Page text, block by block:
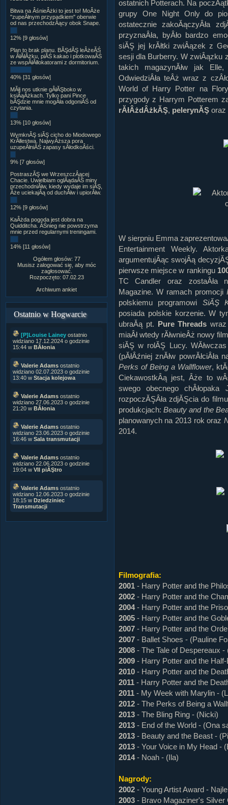
Bitwa na ÂśnieÂżki to jest to! MoÂże
"zupeÂłnym przypadkiem" oberwie
od nas przechodzÂący obok Snape.
12% [9 głosów]
Plan to brak planu. BĂŞdĂŞ leÂżeĂŚ
w ÂłĂłÂżku, piĂŚ kakao i plotkowaĂŚ
ze wspĂłÂłlokatorami z dormitorium.
40% [31 głosów]
MĂłj nos utknie gÂłĂŞboko w
ksiÂąÂżkach. Tylko pani Pince
bĂŞdzie mnie mogÂła odgoniĂŚ od
czytania.
13% [10 głosów]
WymknĂŞ siĂŞ cicho do Miodowego
KrĂłlestwa. NajwyÂższa pora
uzupeÂłniĂŚ zapasy sÂłodkoÂści.
9% [7 głosów]
PostraszĂŞ we WrzeszczÂącej
Chacie. Uwielbiam oglÂądaĂŚ miny
przechodniĂłw, kiedy wydaje im siĂŞ,
Âże uciekajÂą od duchĂłw i upiorĂłw.
12% [9 głosów]
KaÂżda pogoda jest dobra na
Quidditcha. ÂŚnieg nie powstrzyma
mnie przed regularnymi treningami.
14% [11 głosów]
Ogółem głosów: 77
Musisz zalogować się, aby móc
zagłosować.
Rozpoczęto: 07.02.23
Archiwum ankiet
Ostatnio w Hogwarcie
[P]Louise Lainey ostatnio
widziano 17.12.2024 o godzinie
15:44 w BÂłonia
Valerie Adams ostatnio
widziano 02.07.2023 o godzinie
13:40 w Stacja kolejowa
Valerie Adams ostatnio
widziano 27.06.2023 o godzinie
21:20 w BÂłonia
Valerie Adams ostatnio
widziano 23.06.2023 o godzinie
16:46 w Sala transmutacji
Valerie Adams ostatnio
widziano 22.06.2023 o godzinie
19:04 w VII piĂŞtro
Valerie Adams ostatnio
widziano 12.06.2023 o godzinie
18:15 w Dziedziniec
Transmutacji
ostatnich Potterach. Na
grupy One Night Only do
ostatecznie zakoĂączyÂła
przyznaÂła, byÂło bardzo
siĂŞ jej krĂłtki zwiÂązek z
sesji dla Burberry. W zwiÂązku
takich magazynĂłw jak
OdwiedziÂła teÂż wraz z
World of Harry Potter na
przygody z Harrym Potterem
rĂłÂżdÂżkĂŞ, pelerynĂŞoraz
W sierpniu Emma
Entertainment Weekly.
argumentujÂąc swojÂą
pierwsze miejsce w rankingu
TC Candler oraz zostaÂła
Magazine. W ramach promocji
polskiemu programowi SiĂŞ
posiada polskie korzenie. W
ubraĂą pt. Pure Threads
miaÂł wtedy rĂłwnieÂż nowy
siĂŞ w rolĂŞ Lucy.
(pĂłÂźniej znĂłw
Perks of Being a Wallflower,
CiekawostkÂą jest, Âże to
swego obecnego
rozpoczĂŞÂła zdjĂŞcia do
produkcjach:Beauty and the
planowanych na 2013 rok oraz
2014.
Filmografia:
2001- Harry Potter and the
2002- Harry Potter and the
2004- Harry Potter and the
2005- Harry Potter and the
2007- Harry Potter and the
2007- Ballet Shoes - (Pauline
2008- The Tale of Despereaux -
2009- Harry Potter and the
2010- Harry Potter and the
2011- Harry Potter and the
2011- My Week with Marylin -
2012- The Perks of Being a
2013- The Bling Ring - (Nicki)
2013- End of the World - (Ona
2013- Beauty and the Beast -
2013- Your Voice in My Head -
2014- Noah - (Ila)
Nagrody:
2002- Young Artist Award -
2003- Bravo Magaziner's Silver